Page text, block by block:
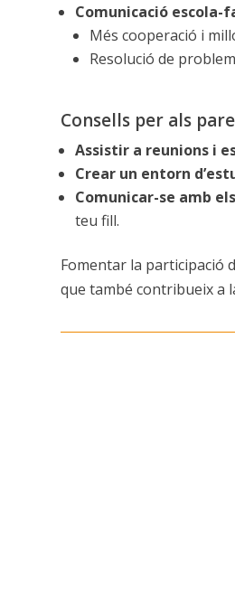
Comunicació escola-
Més cooperació i
Resolució de
Consells per als
Assistir a reunions i
Crear un entorn
Comunicar-se amb
teu fill.
Fomentar la participació
que també contribueix a